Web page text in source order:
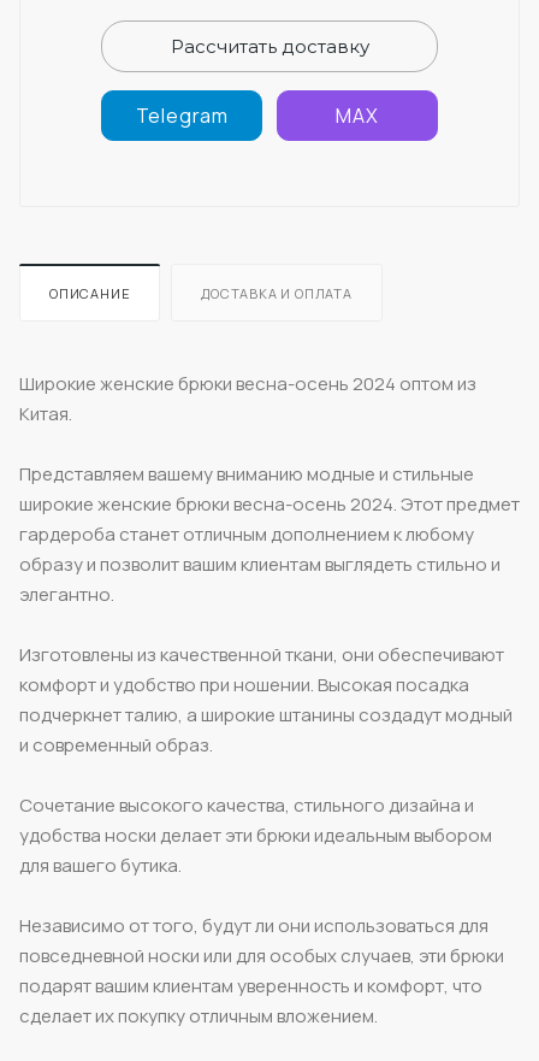
Рассчитать доставку
Telegram MAX
ОПИСАНИЕ ДОСТАВКА И ОПЛАТА
Широкие женские брюки весна-осень 2024 оптом из
Китая.
Представляем вашему вниманию модные и стильные
широкие женские брюки весна-осень 2024. Этот предмет
гардероба станет отличным дополнением к любому
образу и позволит вашим клиентам выглядеть стильно и
элегантно.
Изготовлены из качественной ткани, они обеспечивают
комфорт и удобство при ношении. Высокая посадка
подчеркнет талию, а широкие штанины создадут модный
и современный образ.
Сочетание высокого качества, стильного дизайна и
удобства носки делает эти брюки идеальным выбором
для вашего бутика.
Независимо от того, будут ли они использоваться для
повседневной носки или для особых случаев, эти брюки
подарят вашим клиентам уверенность и комфорт, что
сделает их покупку отличным вложением.